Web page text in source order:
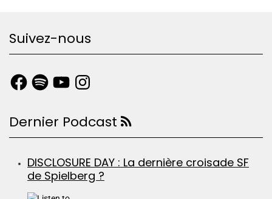
Suivez-nous
Dernier Podcast
DISCLOSURE DAY : La dernière croisade SF
de Spielberg ?